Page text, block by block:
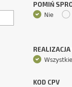
POMIŃ
Nie
Wszystkie
KOD CPV